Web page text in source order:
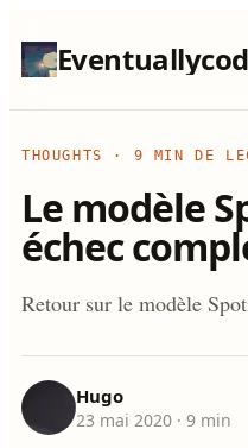
THOUGHTS · 9 MIN DE
Le modèle
échec
Retour sur le modèle
Hugo
23 mai 2020 · 9 min